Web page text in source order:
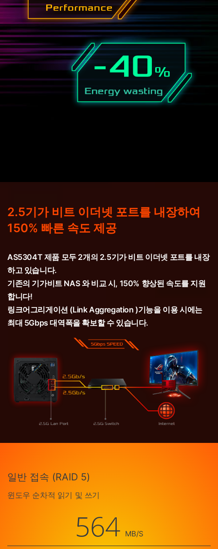
2.5기가 비트 이더넷 포트를 내장하여
150% 빠른 속도 제공
AS5304T 제품 모두 2개의 2.5기가 비트 이더넷 포트를 내장
하고 있습니다.
기존의 기가비트 NAS 와 비교 시, 150% 향상된 속도를 지원
합니다!
링크어그리게이션 (Link Aggregation )기능을 이용 시에는
최대 5Gbps 대역폭을 확보할 수 있습니다.
일반 접속 (RAID 5)
윈도우 순차적 읽기 및 쓰기
564 MB/S